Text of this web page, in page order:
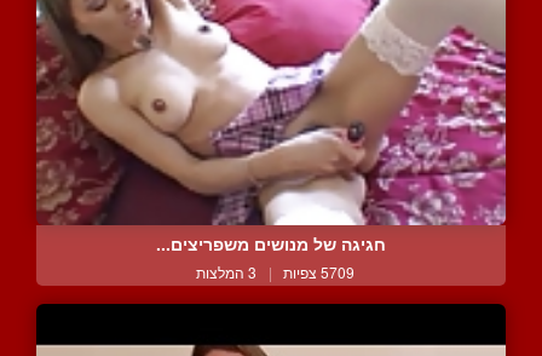
חגיגה של מנושים משפריצים...
5709 צפיות | 3 המלצות